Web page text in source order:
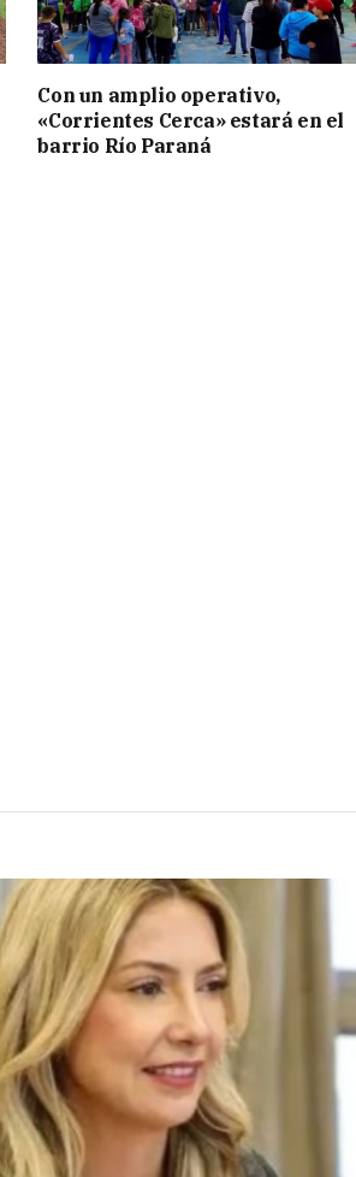
Con un amplio operativo,
«Corrientes Cerca» estará en el
barrio Río Paraná